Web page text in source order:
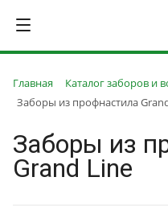
Главная Каталог заборов и
Заборы из профнастила
Заборы из
Grand Line